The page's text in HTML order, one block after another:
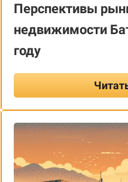
Перспективы
недвижимости
году